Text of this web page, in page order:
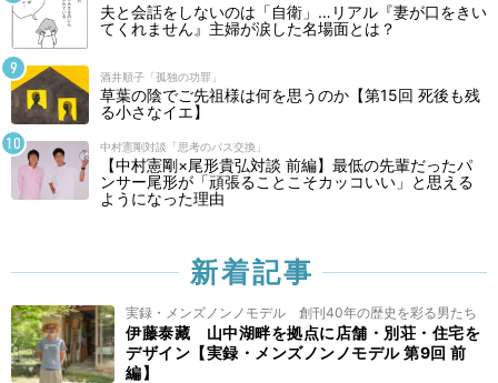
夫と会話をしないのは「自衛」…リアル『妻が口をきい
てくれません』主婦が涙した名場面とは？
酒井順子「孤独の功罪」
草葉の陰でご先祖様は何を思うのか【第15回 死後も残
る小さなイエ】
中村憲剛対談「思考のパス交換」
【中村憲剛×尾形貴弘対談 前編】最低の先輩だったパ
ンサー尾形が「頑張ることこそカッコいい」と思える
ようになった理由
新着記事
実録・メンズノンノモデル 創刊40年の歴史を彩る男たち
伊藤泰藏 山中湖畔を拠点に店舗・別荘・住宅を
デザイン【実録・メンズノンノモデル 第9回 前
編】